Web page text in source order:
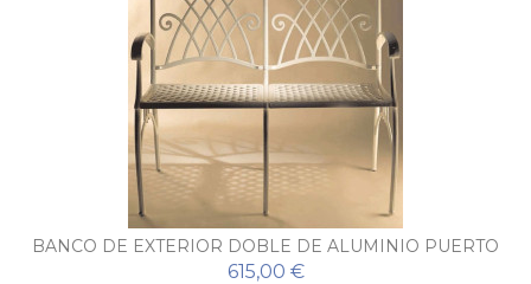
BANCO DE EXTERIOR DOBLE DE ALUMINIO PUERTO
615,00 €